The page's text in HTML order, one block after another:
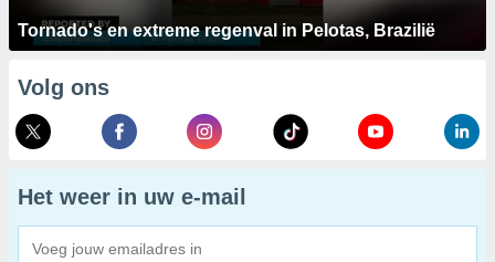
Tornado's en extreme regenval in Pelotas, Brazilië
Volg ons
Het weer in uw e-mail